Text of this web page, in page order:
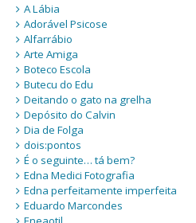
A Lábia
Adorável Psicose
Alfarrábio
Arte Amiga
Boteco Escola
Butecu do Edu
Deitando o gato na grelha
Depósito do Calvin
Dia de Folga
dois:pontos
É o seguinte… tá bem?
Edna Medici Fotografia
Edna perfeitamente imperfeita
Eduardo Marcondes